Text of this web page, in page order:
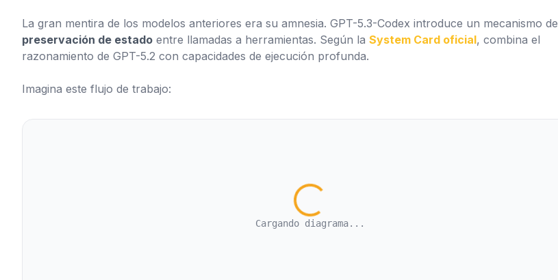
La gran mentira de los modelos anteriores era su amnesia. GPT-5.3-Codex introduce un mecanismo de
preservación de estado entre llamadas a herramientas. Según la System Card oficial, combina el
razonamiento de GPT-5.2 con capacidades de ejecución profunda.
Imagina este flujo de trabajo:
Cargando diagrama...